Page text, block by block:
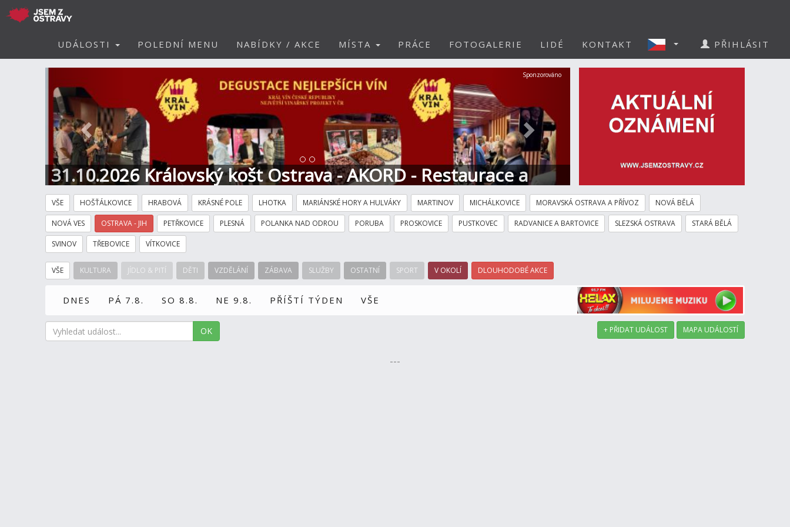
UDÁLOSTI POLEDNÍ MENU NABÍDKY / AKCE MÍSTA PRÁCE FOTOGALERIE LIDÉ KONTAKT PŘIHLÁSIT
31.10.2026 Královský košt Ostrava - AKORD - Restaurace a
Hotel
Další
Sponzorováno
VŠE HOŠŤÁLKOVICE HRABOVÁ KRÁSNÉ POLE LHOTKA MARIÁNSKÉ HORY A HULVÁKY MARTINOV MICHÁLKOVICE MORAVSKÁ OSTRAVA A PŘÍVOZ NOVÁ BĚLÁ
NOVÁ VES OSTRAVA - JIH PETŘKOVICE PLESNÁ POLANKA NAD ODROU PORUBA PROSKOVICE PUSTKOVEC RADVANICE A BARTOVICE SLEZSKÁ OSTRAVA STARÁ BĚLÁ
SVINOV TŘEBOVICE VÍTKOVICE
VŠE KULTURA JÍDLO & PITÍ DĚTI VZDĚLÁNÍ ZÁBAVA SLUŽBY OSTATNÍ SPORT V OKOLÍ DLOUHODOBÉ AKCE
DNES PÁ 7.8. SO 8.8. NE 9.8. PŘÍŠTÍ TÝDEN VŠE
OK + PŘIDAT UDÁLOST MAPA UDÁLOSTÍ
---